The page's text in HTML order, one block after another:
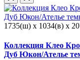
1735(ш) x 1034(в) x
Коллекция Клео
Дуб Юкон/Ателье